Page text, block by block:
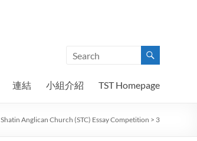
連結 小組介紹 TST Homepage
Shatin Anglican Church (STC) Essay Competition > 3